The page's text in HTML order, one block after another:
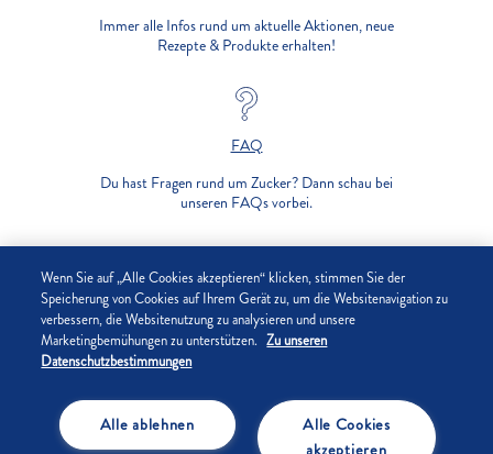
Immer alle Infos rund um aktuelle Aktionen, neue
Rezepte & Produkte erhalten!
FAQ
Du hast Fragen rund um Zucker? Dann schau bei
unseren FAQs vorbei.
UNTERNEHMEN
DATENSCHUTZ
COOKIE-EINSTELLUNGEN
Wenn Sie auf „Alle Cookies akzeptieren“ klicken, stimmen Sie der
Speicherung von Cookies auf Ihrem Gerät zu, um die Websitenavigation zu
verbessern, die Websitenutzung zu analysieren und unsere
Marketingbemühungen zu unterstützen. Zu unseren
Datenschutzbestimmungen
Alle Cookies
Alle ablehnen